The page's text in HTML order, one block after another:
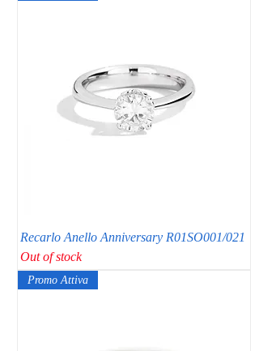
Recarlo Anello Anniversary R01SO001/021
Out of stock
Promo Attiva